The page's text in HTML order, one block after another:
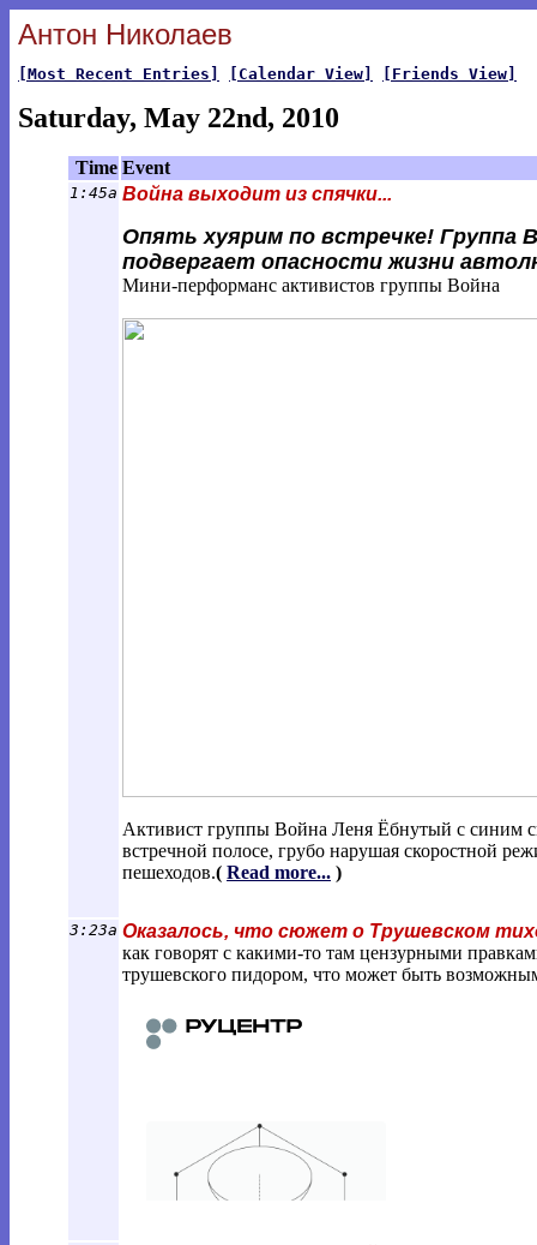
Антон Николаев
[Most Recent Entries] [Calendar View] [Friends View]
Saturday, May 22nd, 2010
Time Event
1:45a Война выходит из спячки...
Опять хуярим по встречке! Группа
подвергает опасности жизни
Мини-перформанс активистов группы Война
Активист группы Война Леня Ёбнутый с синим
встречной полосе, грубо нарушая скоростной
пешеходов.( Read more... )
3:23a Оказалось, что сюжет о Трушевском
как говорят с какими-то там цензурными
трушевского пидором, что может быть